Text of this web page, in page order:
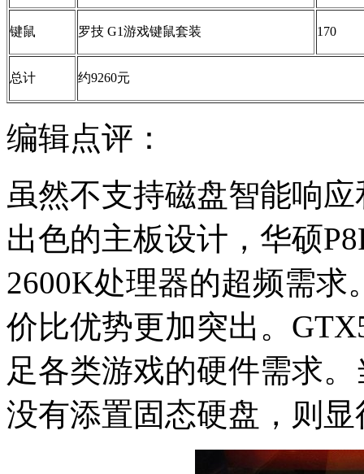
键鼠 罗技 G1游戏键鼠套装 170
总计 约9260元
编辑点评：
虽然不支持磁盘智能响
出色的主板设计，华硕
2600K处理器的超频需
价比优势更加突出。
足各类游戏的硬件需求
没有添置固态硬盘，则